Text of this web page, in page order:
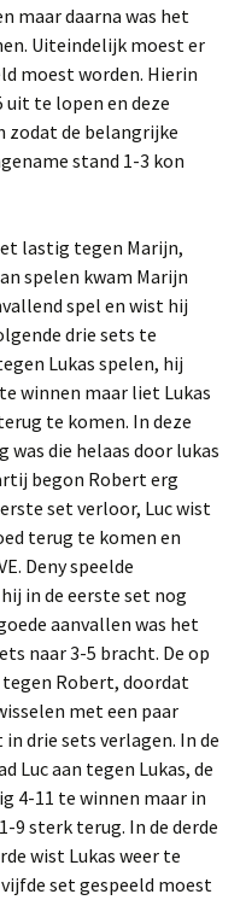
maar daarna was het
Uiteindelijk moest er
moest worden. Hierin
uit te lopen en deze
zodat de belangrijke
stand 1-3 kon
lastig tegen Marijn,
spelen kwam Marijn
spel en wist hij
drie sets te
Lukas spelen, hij
winnen maar liet Lukas
te komen. In deze
was die helaas door lukas
begon Robert erg
set verloor, Luc wist
terug te komen en
Deny speelde
in de eerste set nog
aanvallen was het
naar 3-5 bracht. De op
Robert, doordat
met een paar
drie sets verlagen. In de
Luc aan tegen Lukas, de
4-11 te winnen maar in
9 sterk terug. In de derde
wist Lukas weer te
set gespeeld moest